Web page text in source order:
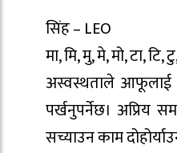
सिंह – LEO
मा, मि, मु, मे, मो, टा, टि,
अस्वस्थताले आफूलाई
पर्खनुपर्नेछ। अप्रिय
सच्याउन काम